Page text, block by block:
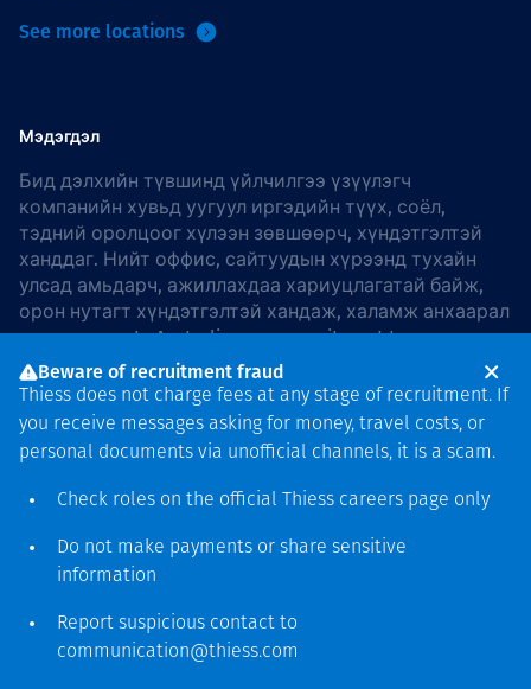
See more locations
Мэдэгдэл
Бид дэлхийн түвшинд үйлчилгээ үзүүлэгч
компанийн хувьд уугуул иргэдийн түүх, соёл,
тэдний оролцоог хүлээн зөвшөөрч, хүндэтгэлтэй
ханддаг. Нийт оффис, сайтуудын хүрээнд тухайн
улсад амьдарч, ажиллахдаа хариуцлагатай байж,
орон нутагт хүндэтгэлтэй хандаж, халамж анхаарал
хандуулдаг. In Australia, our commitment to
reconciliation is guided by theThiess Group
Reconciliation Action Plan 2026–2028.
хамгаалагдсан © 2026 Thiess.
Bigfish компани дизайныг
Beware of recruitment fraud
Thiess does not charge fees at any stage of recruitment. If
you receive messages asking for money, travel costs, or
personal documents via unofficial channels, it is a scam.
Check roles on the official Thiess careers page only
Do not make payments or share sensitive
information
Report suspicious contact to
communication@thiess.com